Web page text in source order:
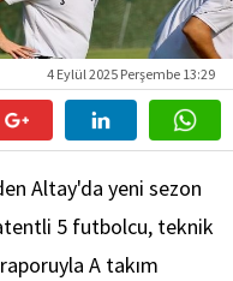
4 Eylül 2025 Perşembe 13:29
Altay'da yeni sezon
5 futbolcu, teknik
A takım